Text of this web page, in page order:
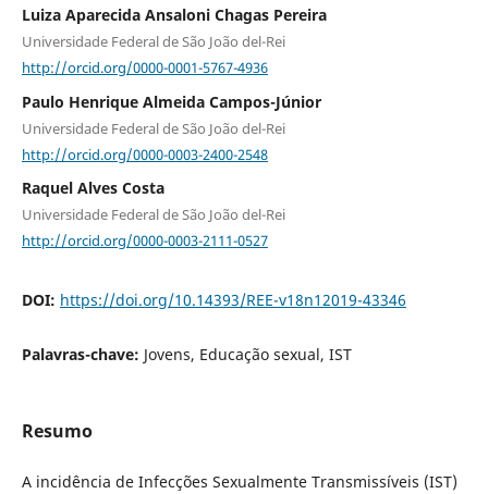
Luiza Aparecida Ansaloni Chagas Pereira
Universidade Federal de São João del-Rei
http://orcid.org/0000-0001-5767-4936
Paulo Henrique Almeida Campos-Júnior
Universidade Federal de São João del-Rei
http://orcid.org/0000-0003-2400-2548
Raquel Alves Costa
Universidade Federal de São João del-Rei
http://orcid.org/0000-0003-2111-0527
DOI: https://doi.org/10.14393/REE-v18n12019-43346
Palavras-chave: Jovens, Educação sexual, IST
Resumo
A incidência de Infecções Sexualmente Transmissíveis (IST)